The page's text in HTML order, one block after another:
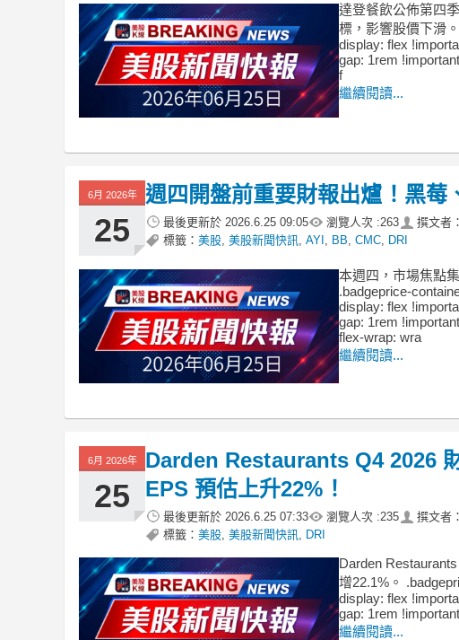
達登餐飲公佈第四
標，影響股價下滑
display: flex
gap: 1rem
f
繼續閱讀...
6月 2026年
25
週四開盤前重要財報出爐！黑莓
最後更新於 2026.6.25 09:05 瀏覽人次 :263 撰文者：
標籤： 美股 美股新聞快訊 AYI BB CMC DRI
本週四，市場焦點
.badgeprice-
display: flex
gap: 1rem
flex-wrap: wra
繼續閱讀...
6月 2026年
25
Darden Restaurants Q4 2026
EPS 預估上升22%！
最後更新於 2026.6.25 07:33 瀏覽人次 :235 撰文者：
標籤： 美股 美股新聞快訊 DRI
Darden
增22.1%。
display: flex
gap: 1rem
繼續閱讀...